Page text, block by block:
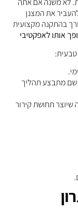
את המצנן
בהתקנה מקצועית
אותו לאפקטיבי
טבעית:
שם מתבצע תהליך
שיוצר תחושת קירור